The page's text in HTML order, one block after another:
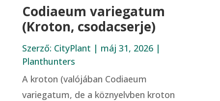
Codiaeum variegatum
(Kroton, csodacserje)
Szerző: CityPlant | máj 31, 2026|
Planthunters
A kroton (valójában Codiaeum
variegatum, de a köznyelvben kroton